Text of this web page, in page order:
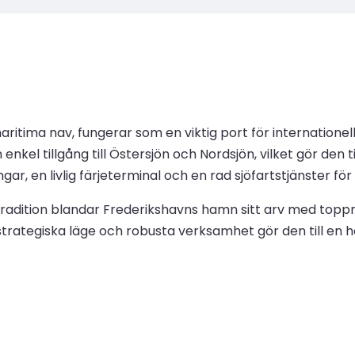
nav, fungerar som en viktig port för
tillgång till Östersjön och Nordsjön, vilket gör den
en livlig färjeterminal och en rad sjöfartstjänster
blandar Frederikshavns hamn sitt arv med
läge och robusta verksamhet gör den till en